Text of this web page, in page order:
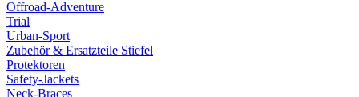
Offroad-Adventure
Trial
Urban-Sport
Zubehör & Ersatzteile Stiefel
Protektoren
Safety-Jackets
Neck-Braces